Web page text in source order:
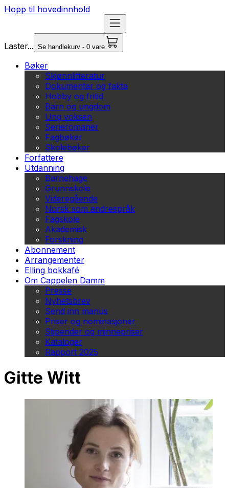
Hopp til hovedinnhold
Laster... Se handlekurv - 0 vare
Bøker
Skjønnlitteratur
Dokumentar og fakta
Hobby og fritid
Barn og ungdom
Ung voksen
Serieromaner
Fagbøker
Skolebøker
Forfattere
Utdanning
Barnehage
Grunnskole
Videregående
Norsk som andrespråk
Fagskole
Akademisk
Forskning
Abonnement
Arrangementer
Elling bokkafé
Om Cappelen Damm
Presse
Nyhetsbrev
Send inn manus
Priser og nominasjoner
Stipender og minnepriser
Kataloger
Rapport 2025
Gitte Witt